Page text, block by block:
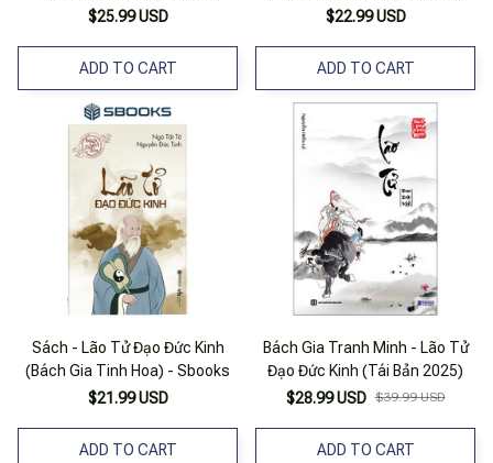
$25.99 USD
ADD TO CART
$22.99 USD
ADD TO CART
Sách - Lão Tử Đạo Đức Kinh
(Bách Gia Tinh Hoa) - Sbooks
$21.99 USD
ADD TO CART
Bách Gia Tranh Minh - Lão Tử
Đạo Đức Kinh (Tái Bản 2025)
$28.99 USD $39.99 USD
ADD TO CART